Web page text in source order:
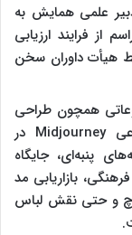
دبیر علمی همایش به
از فرایند ارزیابی
هیأت داوران سخن
موضوعاتی همچون طراحی
لباس‌های فتوسنتزکننده، کاربرد هوش مصنوعی Midjourney در
پنبه‌ای، جایگاه
بازاریابی مد
و حتی نقش لباس